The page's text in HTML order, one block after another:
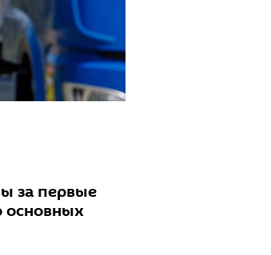
за первые
основных